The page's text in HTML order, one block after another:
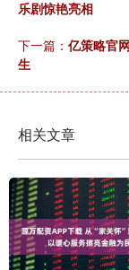
乐剧惊艳亮相
下一篇： 亿策略官
生
相关文章